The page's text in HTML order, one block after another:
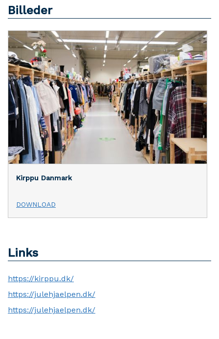
Billeder
Kirppu Danmark
DOWNLOAD
Links
https://kirppu.dk/
https://julehjaelpen.dk/
https://julehjaelpen.dk/